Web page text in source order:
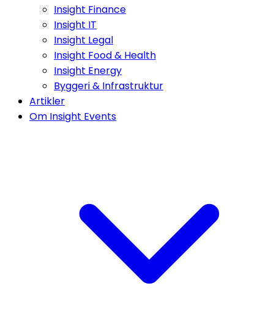
Insight Finance
Insight IT
Insight Legal
Insight Food & Health
Insight Energy
Byggeri & Infrastruktur
Artikler
Om Insight Events